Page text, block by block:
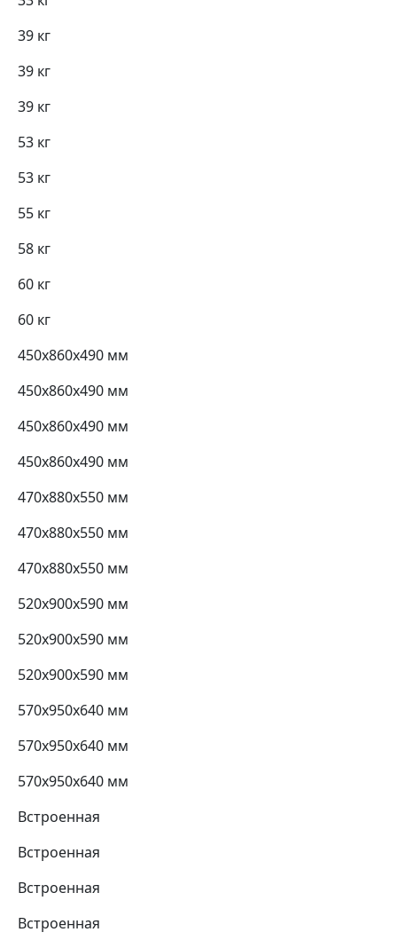
39 кг
39 кг
39 кг
53 кг
53 кг
55 кг
58 кг
60 кг
60 кг
450х860х490 мм
450х860х490 мм
450х860х490 мм
450х860х490 мм
470х880х550 мм
470х880х550 мм
470х880х550 мм
520х900х590 мм
520х900х590 мм
520х900х590 мм
570х950х640 мм
570х950х640 мм
570х950х640 мм
Встроенная
Встроенная
Встроенная
Встроенная